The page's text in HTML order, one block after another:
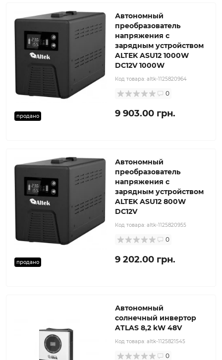
продано
Автономный
преобразователь
напряжения с
зарядным устройством
ALTEK ASU12 1000W
DC12V 1000W
Код товара: altk-1125820964
0
9 903.00 грн.
продано
Автономный
преобразователь
напряжения с
зарядным устройством
ALTEK ASU12 800W
DC12V
Код товара: altk-1125820955
0
9 202.00 грн.
Автономный
солнечный инвертор
ATLAS 8,2 kW 48V
Код товара: altk-1125821545
0